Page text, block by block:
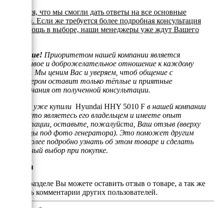
Надеемся, что мы смогли дать ответы на все основные
вопросы. Если же требуется более подробная консультация
или помощь в выборе, наши менеджеры уже ждут Вашего
Внимание! Приоритетом нашей компании является
отзывчивое и доброжелательное отношение к каждому
клиенту. Мы ценим Вас и уверяем, чтоб общение с
менеджером оставит только тёплые и приятные
воспоминания от полученной консультации.
Если Вы уже купили Hyundai HHY 5010 F в нашей компании
или просто являетесь его владельцем и имеете опыт
эксплуатации, оставьте, пожалуйста, Ваш отзыв (вверху
страницы под фото генератора). Это поможет другим
людям более подробно узнать об этом товаре и сделать
правильный выбор при покупке.
Отзывы
В этом разделе Вы можете оставить отзыв о товаре, а так же
почитать комментарии других пользователей.